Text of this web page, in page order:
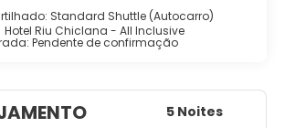
Standard Shuttle (Autocarro)
Hotel Riu Chiclana - All Inclusive
Pendente de confirmação
5 Noites